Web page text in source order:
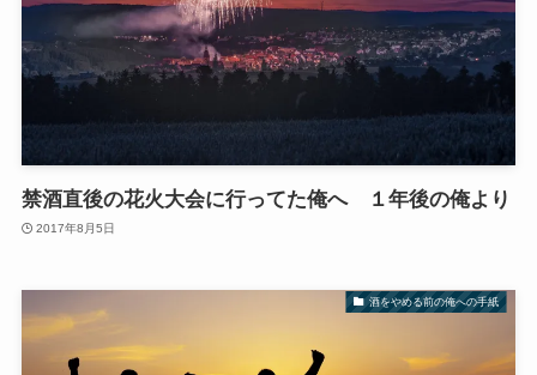
禁酒直後の花火大会に行ってた俺へ １年後の俺より
2017年8月5日
酒をやめる前の俺への手紙